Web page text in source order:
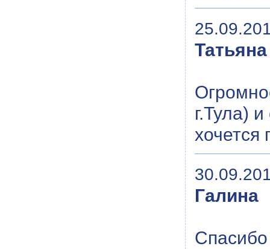
Татьяна
г.Тула)
хочется
Галина